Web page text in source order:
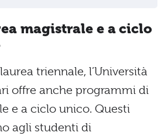
magistrale e a ciclo
triennale, l’Università
offre anche programmi di
e a ciclo unico. Questi
agli studenti di